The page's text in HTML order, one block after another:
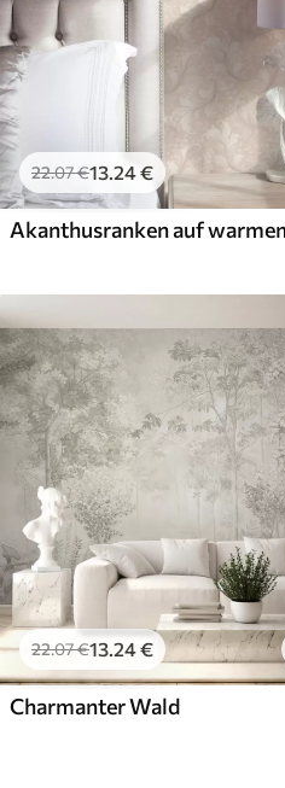
22.07€13.24€
22.07€13.24€
Charmanter Wald